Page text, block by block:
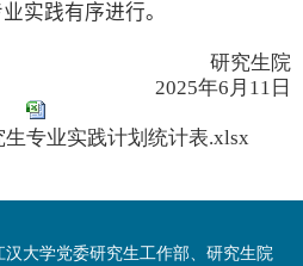
实践有序进行。
研究生院
2025年6 月 11 日
专业实践计划统计表.xlsx
大学党委研究生工作部、研究生院